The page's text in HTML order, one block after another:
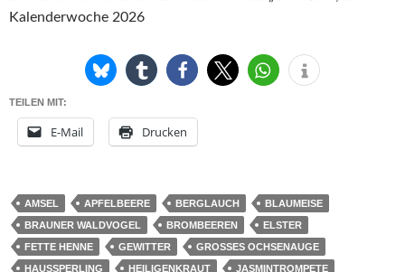
TEILEN MIT:
E-Mail Drucken
AMSEL APFELBEERE BERGLAUCH
BLAUMEISE
BRAUNER WALDVOGEL
BROMBEEREN
ELSTER
FETTE HENNE
GEWITTER
GROSSES OCHSENAUGE
HAUSSPERLING
HEILIGENKRAUT JASMINTROMPETE